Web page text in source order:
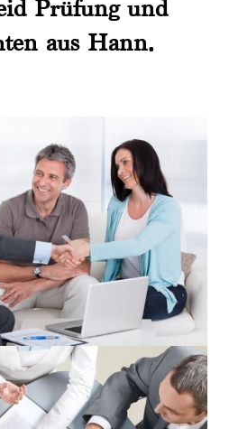
Prüfung und
aus Hann.